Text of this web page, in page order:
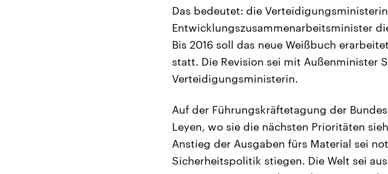
Das bedeutet: die
Entwicklungszusammenarbeitsminister
Bis 2016 soll das neue Weißbuch
statt. Die Revision sei mit Außenminister
Verteidigungsministerin.
Auf der Führungskräftetagung der
Leyen, wo sie die nächsten Prioritäten
Anstieg der Ausgaben fürs Material sei
Sicherheitspolitik stiegen. Die Welt sei